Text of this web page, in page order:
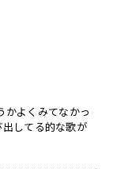
よくみてなかっ
してる的な歌が